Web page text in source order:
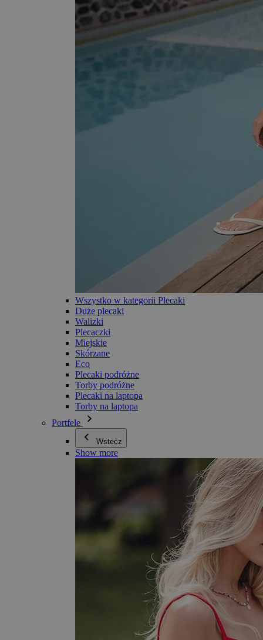
Wszystko w kategorii Plecaki
Duże plecaki
Walizki
Plecaczki
Miejskie
Skórzane
Eco
Plecaki podróżne
Torby podróżne
Plecaki na laptopa
Torby na laptopa
Portfele
Wstecz
Show more